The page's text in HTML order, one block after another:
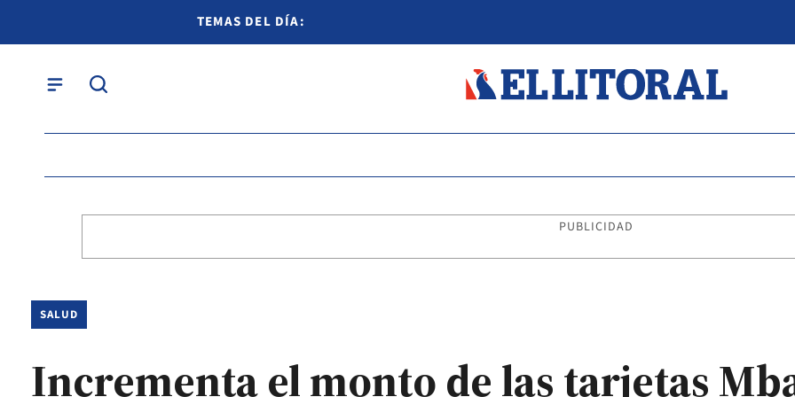
TEMAS DEL DÍA:
PUBLICIDAD
SALUD
Incrementa el monto de las tarjetas